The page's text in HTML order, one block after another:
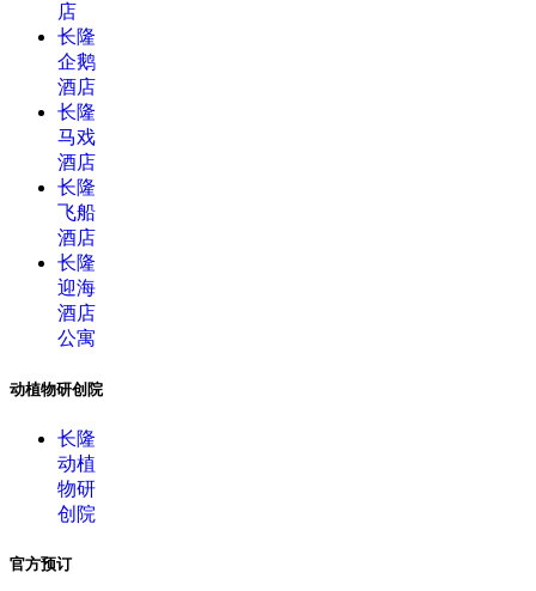
店
长隆
企鹅
酒店
长隆
马戏
酒店
长隆
飞船
酒店
长隆
迎海
酒店
公寓
动植物研创院
长隆
动植
物研
创院
官方预订